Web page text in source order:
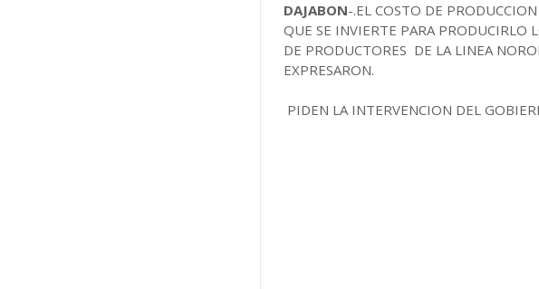
DAJABON-.EL COSTO DE
QUE SE INVIERTE PARA PRODUCIRLO
DE PRODUCTORES DE LA LINEA
EXPRESARON.
PIDEN LA INTERVENCION DEL